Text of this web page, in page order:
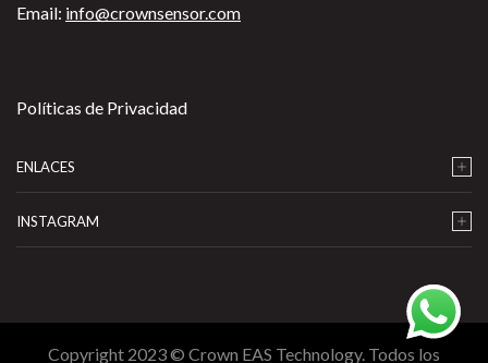
Email: info@crownsensor.com
Políticas de Privacidad
ENLACES
INSTAGRAM
Copyright 2023 © Crown EAS Technology. Todos los